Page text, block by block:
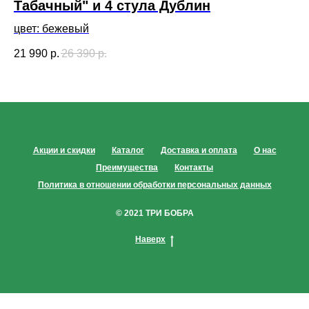
Табачный" и 4 стула Дублин
цвет: бежевый
21 990 р. 26 390 р.
Акции и скидки Каталог Доставка и оплата
О нас
Преимущества
Контакты
Политика в отношении обработки персональных данных
© 2021 ТРИ БОБРА
Наверх